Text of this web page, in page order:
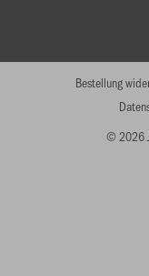
© 2026
Bestellung